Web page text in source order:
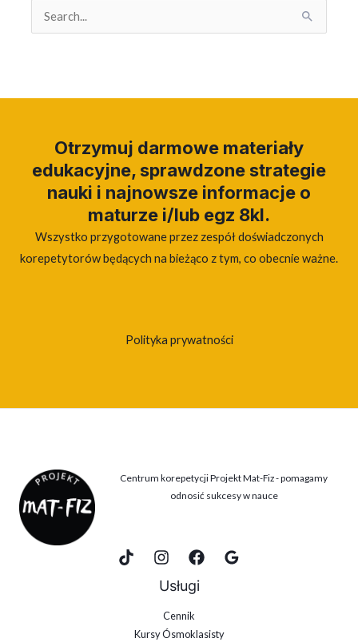
Search
Otrzymuj darmowe materiały
edukacyjne, sprawdzone strategie
nauki i najnowsze informacje o
maturze i/lub egz 8kl.
Wszystko przygotowane przez zespół doświadczonych
korepetytorów będących na bieżąco z tym, co obecnie ważne.
Polityka prywatności
Centrum korepetycji Projekt Mat-Fiz - pomagamy
odnosić sukcesy w nauce
Usługi
Cennik
Kursy Ósmoklasisty